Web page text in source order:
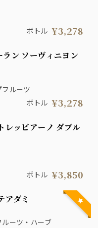
ボトル ¥3,278
ルーツ
ボトル ¥3,278
ボトル ¥3,850
アダミ
ーツ・ハーブ